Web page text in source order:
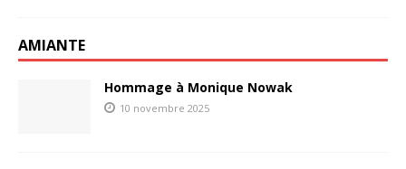
AMIANTE
Hommage à Monique Nowak
10 novembre 2025